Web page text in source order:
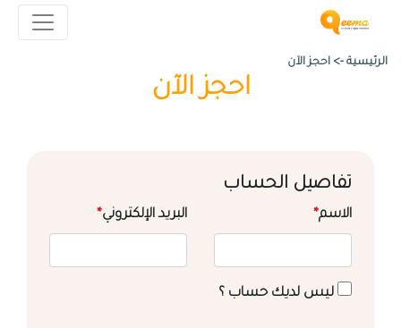
الرئيسية -> احجز الآن
احجز الآن
تفاصيل الحساب
الاسم* البريد الإلكتروني*
ليس لديك حساب ؟